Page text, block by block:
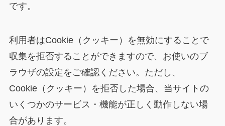
です。
利用者はCookie（クッキー）を無効にすることで
収集を拒否することができますので、お使いのブ
ラウザの設定をご確認ください。ただし、
Cookie（クッキー）を拒否した場合、当サイトの
いくつかのサービス・機能が正しく動作しない場
合があります。